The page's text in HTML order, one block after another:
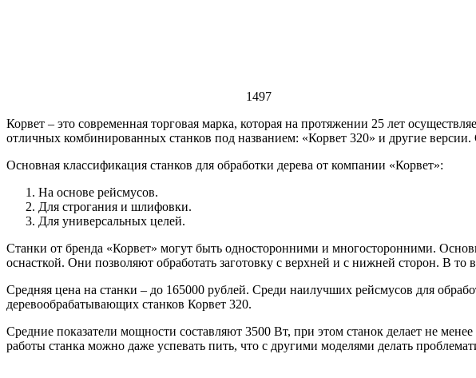
1497
Корвет – это современная торговая марка, которая на протяжении 25 лет
отличных комбинированных станков под названием: «Корвет 320» и другие
Основная классификация станков для обработки дерева от компании «Корвет»:
На основе рейсмусов.
Для строгания и шлифовки.
Для универсальных целей.
Станки от бренда «Корвет» могут быть односторонними и многосторонними.
оснасткой. Они позволяют обработать заготовку с верхней и с нижней сторон. В
Средняя цена на станки – до 165000 рублей. Среди наилучших рейсмусов для
деревообрабатывающих станков Корвет 320.
Средние показатели мощности составляют 3500 Вт, при этом станок делает не
работы станка можно даже успевать пить, что с другими моделями делать